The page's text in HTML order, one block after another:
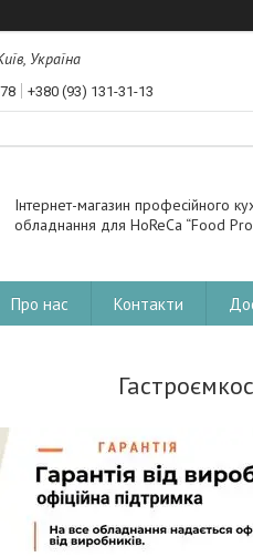
Україна
+380 (93) 131-31-13
Інтернет-магазин професійного
обладнання для HoReCa “Food
Про нас Контакти